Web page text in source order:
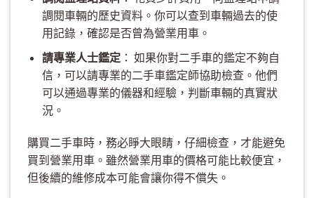
調閱車輛的歷史資料。你可以查到車輛過去的使
用記錄，確認是否曾為營業用車。
請專業人士鑑定： 如果你對二手車的鑑定不夠自
信，可以請專業的二手車鑑定師協助檢查。他們
可以通過專業的儀器和經驗，判斷車輛的真實狀
況。
購買二手車時，務必睜大眼睛，仔細檢查，才能避免
買到營業用車。雖然營業用車的價格可能比較便宜，
但後續的維修成本可能會讓你得不償失。